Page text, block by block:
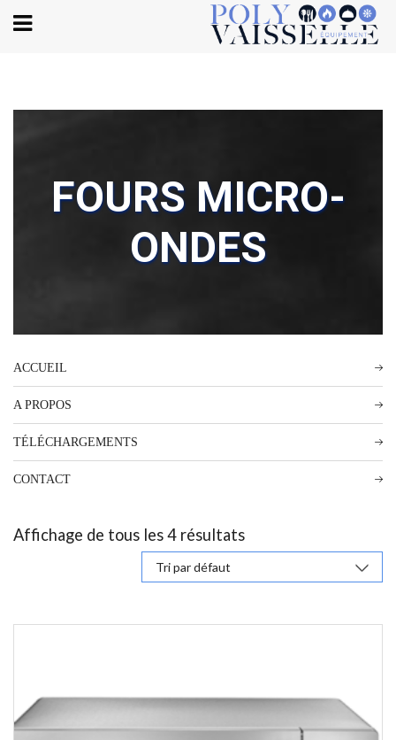
FOURS MICRO-
ONDES
ACCUEIL
A PROPOS
TÉLÉCHARGEMENTS
CONTACT
Affichage de tous les 4 résultats